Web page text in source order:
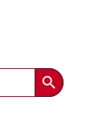
Search